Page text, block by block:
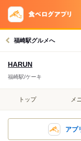
福崎駅グルメへ
HARUN
福崎駅/ケーキ
トップ メ
アプ